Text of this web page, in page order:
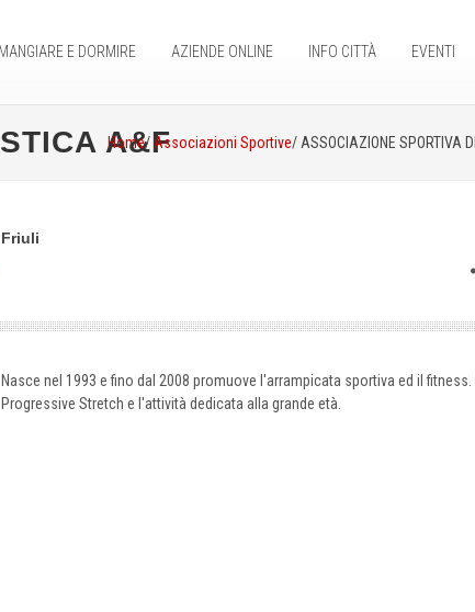
MANGIARE E DORMIRE AZIENDE ONLINE INFO CITTÀ EVENTI
A&F
Home/ Associazioni Sportive/ ASSOCIAZIONE SPORTIVA
Nasce nel 1993 e fino dal 2008 promuove l'arrampicata sportiva ed il
Progressive Stretch e l'attività dedicata alla grande età.